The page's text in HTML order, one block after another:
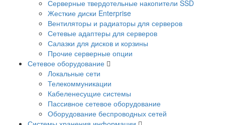
Серверные твердотельные накопители SSD
Жесткие диски Enterprise
Вентиляторы и радиаторы для серверов
Сетевые адаптеры для серверов
Салазки для дисков и корзины
Прочие серверные опции
Сетевое оборудование
Локальные сети
Телекоммуникации
Кабеленесущие системы
Пассивное сетевое оборудование
Оборудование беспроводных сетей